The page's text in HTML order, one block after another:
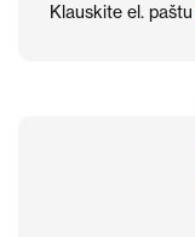
Klauskite el. paštu